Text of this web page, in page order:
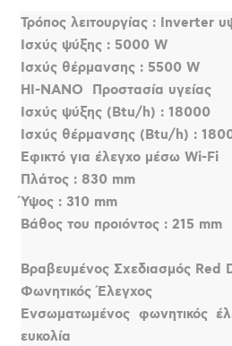
Τρόπος λειτουργίας : Inverter
Ισχύς ψύξης : 5000 W
Ισχύς θέρμανσης : 5500 W
HI-NANO  Προστασία υγείας
Ισχύς ψύξης (Btu/h) : 18000
Ισχύς θέρμανσης (Btu/h) :
Εφικτό για έλεγχο μέσω Wi-Fi
Πλάτος : 830 mm
Ύψος : 310 mm
Βάθος του προιόντος : 215 mm
Βραβευμένος Σχεδιασμός Red
Φωνητικός Έλεγχος
Ενσωματωμένος φωνητικός
ευκολία